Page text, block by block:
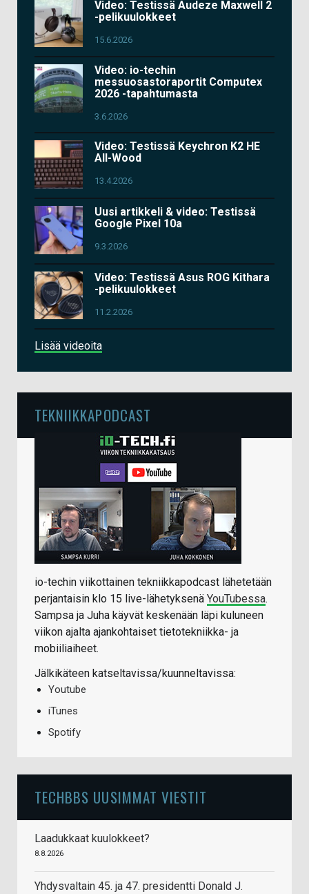
Video: Testissä Audeze Maxwell 2
-pelikuulokkeet
15.6.2026
Video: io-techin
messuosastoraportit Computex
2026 -tapahtumasta
3.6.2026
Video: Testissä Keychron K2 HE
All-Wood
13.4.2026
Uusi artikkeli & video: Testissä
Google Pixel 10a
9.3.2026
Video: Testissä Asus ROG Kithara
-pelikuulokkeet
11.2.2026
Lisää videoita
TEKNIIKKAPODCAST
io-techin viikottainen tekniikkapodcast lähetetään
perjantaisin klo 15 live-lähetyksenä YouTubessa.
Sampsa ja Juha käyvät keskenään läpi kuluneen
viikon ajalta ajankohtaiset tietotekniikka- ja
mobiiliaiheet.
Jälkikäteen katseltavissa/kuunneltavissa:
Youtube
iTunes
Spotify
TECHBBS UUSIMMAT VIESTIT
Laadukkaat kuulokkeet?
8.8.2026
Yhdysvaltain 45. ja 47. presidentti Donald J.